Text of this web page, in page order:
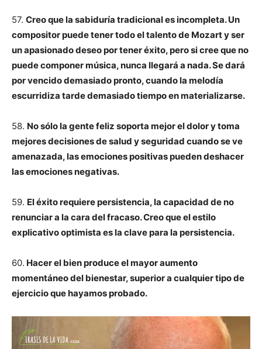
57. Creo que la sabiduría tradicional es incompleta. Un
compositor puede tener todo el talento de Mozart y ser
un apasionado deseo por tener éxito, pero si cree que no
puede componer música, nunca llegará a nada. Se dará
por vencido demasiado pronto, cuando la melodía
escurridiza tarde demasiado tiempo en materializarse.
58. No sólo la gente feliz soporta mejor el dolor y toma
mejores decisiones de salud y seguridad cuando se ve
amenazada, las emociones positivas pueden deshacer
las emociones negativas.
59. El éxito requiere persistencia, la capacidad de no
renunciar a la cara del fracaso. Creo que el estilo
explicativo optimista es la clave para la persistencia.
60. Hacer el bien produce el mayor aumento
momentáneo del bienestar, superior a cualquier tipo de
ejercicio que hayamos probado.